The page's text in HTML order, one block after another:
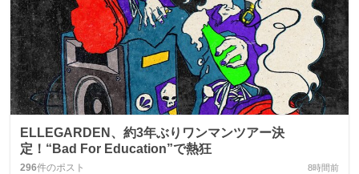
ELLEGARDEN、約3年ぶりワンマンツアー決
定！“Bad For Education”で熱狂
296件のポスト 8時間前